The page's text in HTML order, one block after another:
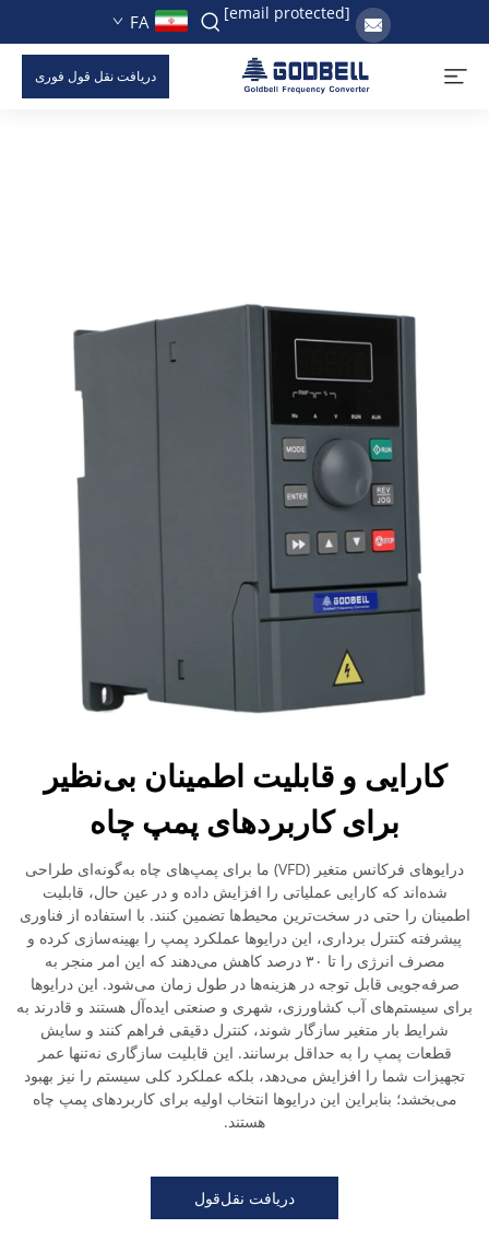
[email protected]
FA
دریافت نقل قول فوری
کارایی و قابلیت اطمینان بی‌نظیر
برای کاربردهای پمپ چاه
درایوهای فرکانس متغیر (VFD) ما برای پمپ‌های چاه به‌گونه‌ای طراحی
شده‌اند که کارایی عملیاتی را افزایش داده و در عین حال، قابلیت
اطمینان را حتی در سخت‌ترین محیط‌ها تضمین کنند. با استفاده از فناوری
پیشرفته کنترل برداری، این درایوها عملکرد پمپ را بهینه‌سازی کرده و
مصرف انرژی را تا ۳۰ درصد کاهش می‌دهند که این امر منجر به
صرفه‌جویی قابل توجه در هزینه‌ها در طول زمان می‌شود. این درایوها
برای سیستم‌های آب کشاورزی، شهری و صنعتی ایده‌آل هستند و قادرند به
شرایط بار متغیر سازگار شوند، کنترل دقیقی فراهم کنند و سایش
قطعات پمپ را به حداقل برسانند. این قابلیت سازگاری نه‌تنها عمر
تجهیزات شما را افزایش می‌دهد، بلکه عملکرد کلی سیستم را نیز بهبود
می‌بخشد؛ بنابراین این درایوها انتخاب اولیه برای کاربردهای پمپ چاه
هستند.
دریافت نقل‌قول